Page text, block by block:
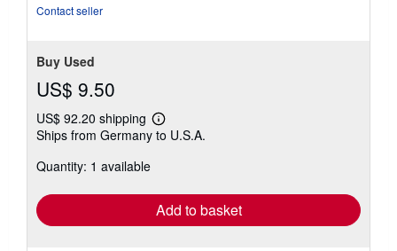
Contact seller
Buy Used
US$ 9.50
US$ 92.20 shipping
Learn
more
Ships from Germany to U.S.A.
Quantity: 1 available
Add to basket